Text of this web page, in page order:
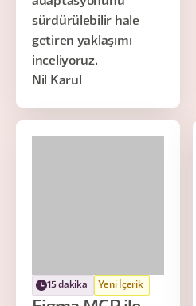
sürdürülebilir hale
getiren yaklaşımı
inceliyoruz.
Nil Karul
15 dakika Yeni İçerik